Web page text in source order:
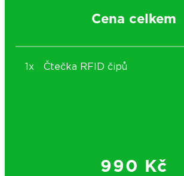
Cena celkem
1x Čtečka RFID čipů
990 Kč